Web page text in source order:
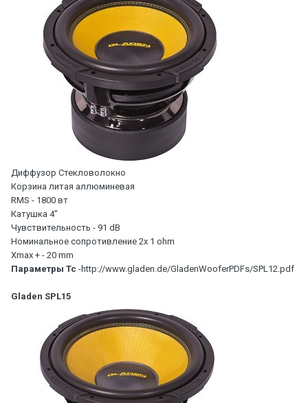
Диффузор Стекловолокно
Корзина литая аллюминевая
RMS - 1800 вт
Катушка 4"
Чувствительность - 91 dB
Номинальное сопротивление 2x 1 ohm
Xmax + - 20 mm
Параметры Тс -http://www.gladen.de/GladenWooferPDFs/SPL12.pdf
Gladen SPL15